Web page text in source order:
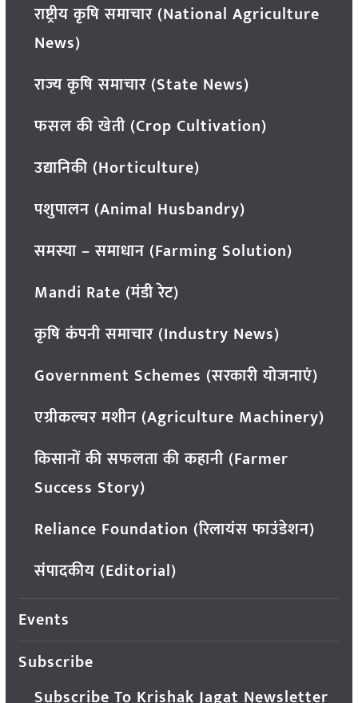
राष्ट्रीय कृषि समाचार (National Agriculture
News)
राज्य कृषि समाचार (State News)
फसल की खेती (Crop Cultivation)
उद्यानिकी (Horticulture)
पशुपालन (Animal Husbandry)
समस्या – समाधान (Farming Solution)
Mandi Rate (मंडी रेट)
कृषि कंपनी समाचार (Industry News)
Government Schemes (सरकारी योजनाएं)
एग्रीकल्चर मशीन (Agriculture Machinery)
किसानों की सफलता की कहानी (Farmer
Success Story)
Reliance Foundation (रिलायंस फाउंडेशन)
संपादकीय (Editorial)
Events
Subscribe
Subscribe To Krishak Jagat Newsletter